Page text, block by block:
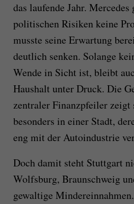
das laufende Jahr.
politischen Risiken keine
musste seine Erwartung
deutlich senken. Solange
Wende in Sicht ist, bleibt
Haushalt unter Druck. Die
zentraler Finanzpfeiler
besonders in einer Stadt,
eng mit der Autoindustrie
Doch damit steht Stuttgart
Wolfsburg, Braunschweig
gewaltige